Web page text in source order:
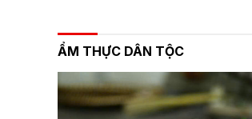
ẨM THỰC DÂN TỘC